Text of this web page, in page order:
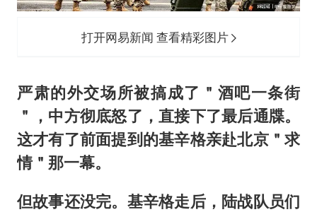
打开网易新闻 查看精彩图片
严肃的外交场所被搞成了＂酒吧一条街
＂，中方彻底怒了，直接下了最后通牒。
这才有了前面提到的基辛格亲赴北京＂求
情＂那一幕。
但故事还没完。基辛格走后，陆战队员们